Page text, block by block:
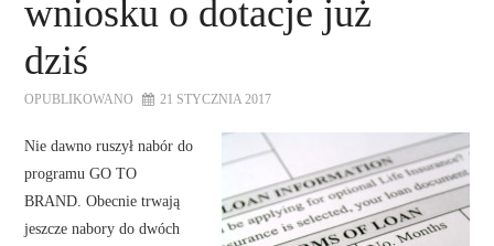
wniosku o dotacje już
dziś
OPUBLIKOWANO 21 STYCZNIA 2017
Nie dawno ruszył nabór do
programu GO TO
BRAND. Obecnie trwają
jeszcze nabory do dwóch